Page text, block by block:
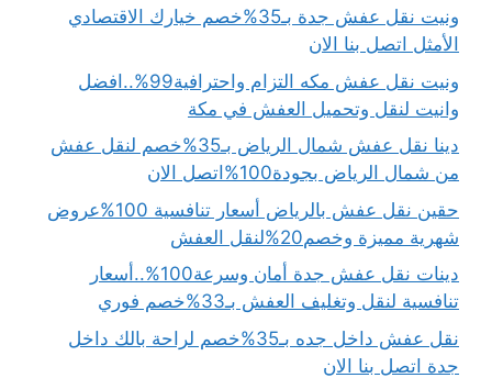
ونيت نقل عفش جدة بـ35%خصم خيارك الاقتصادي
الأمثل اتصل بنا الان
ونيت نقل عفش مكه التزام واحترافية99%..افضل
وانيت لنقل وتحميل العفش في مكة
دينا نقل عفش شمال الرياض بـ35%خصم لنقل عفش
من شمال الرياض بجودة100%اتصل الان
حقين نقل عفش بالرياض أسعار تنافسية 100%عروض
شهرية مميزة وخصم20%لنقل العفش
دينات نقل عفش جدة أمان وسرعة100%..أسعار
تنافسية لنقل وتغليف العفش بـ33%خصم فوري
نقل عفش داخل جده بـ35%خصم لراحة بالك داخل
جدة اتصل بنا الان